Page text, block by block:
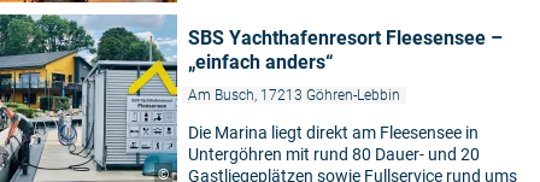
©
SBS Yachthafenresort Fleesensee –
„einfach anders“
Am Busch, 17213 Göhren-Lebbin
Die Marina liegt direkt am Fleesensee in
Untergöhren mit rund 80 Dauer- und 20
Gastliegeplätzen sowie Fullservice rund ums